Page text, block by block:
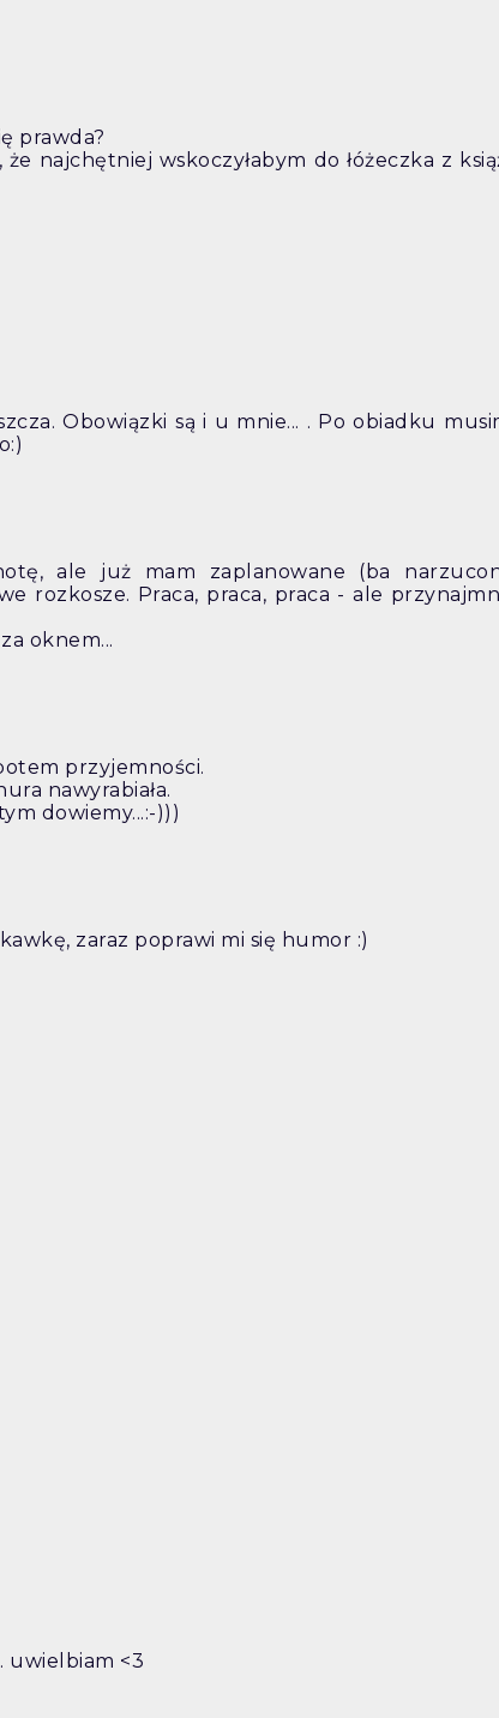
prawda?
najchętniej wskoczyłabym do łóżeczka z
Obowiązki są i u mnie... . Po obiadku
ale już mam zaplanowane (ba
rozkosze. Praca, praca, praca - ale
oknem...
przyjemności.
nawyrabiała.
dowiemy...:-)))
zaraz poprawi mi się humor :)
uwielbiam <3